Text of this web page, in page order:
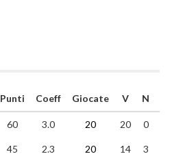
Punti Coeff Giocate V N
60 3.0 20 20 0
45 2.3 20 14 3